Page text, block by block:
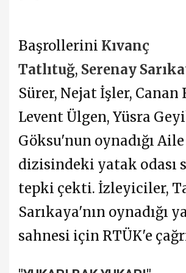
Başrollerini Kıvanç
Tatlıtuğ, Serenay
Sürer, Nejat İşler, Canan
Levent Ülgen, Yüsra
Göksu'nun oynadığı Aile
dizisindeki yatak odası
tepki çekti. İzleyiciler,
Sarıkaya'nın oynadığı
sahnesi için RTÜK'e